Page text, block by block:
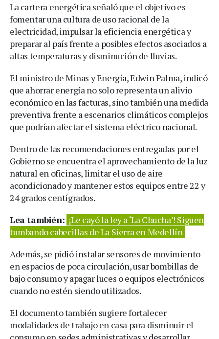
La cartera energética señaló que el objetivo es
fomentar una cultura de uso racional de la
electricidad, impulsar la eficiencia energética y
preparar al país frente a posibles efectos asociados a
altas temperaturas y disminución de lluvias.
El ministro de Minas y Energía, Edwin Palma, indicó
que ahorrar energía no solo representa un alivio
económico en las facturas, sino también una medida
preventiva frente a escenarios climáticos complejos
que podrían afectar el sistema eléctrico nacional.
Dentro de las recomendaciones entregadas por el
Gobierno se encuentra el aprovechamiento de la luz
natural en oficinas, limitar el uso de aire
acondicionado y mantener estos equipos entre 22 y
24 grados centígrados.
Lea también: ¡Le cayó la ley a ‘La Chucha’! Siguen
tumbando cabecillas de La Sierra en Medellín
Además, se pidió instalar sensores de movimiento
en espacios de poca circulación, usar bombillas de
bajo consumo y apagar luces o equipos electrónicos
cuando no estén siendo utilizados.
El documento también sugiere fortalecer
modalidades de trabajo en casa para disminuir el